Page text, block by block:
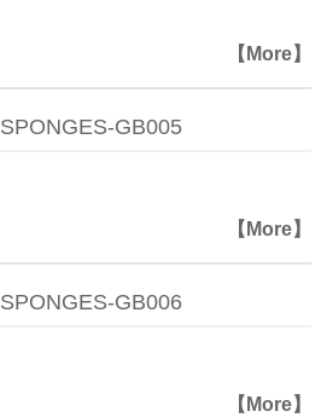
【More】
SPONGES-GB005
【More】
SPONGES-GB006
【More】